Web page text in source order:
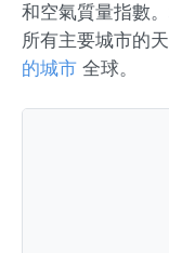
和空氣質量指數
所有主要城市的
的城市 全球。